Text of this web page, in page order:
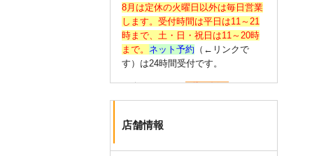
8月は定休の火曜日以外は毎日営業
します。受付時間は平日は11～21
時まで、土・日・祝日は11～20時
まで。 ネット予約 （←リンクで
す）は24時間受付です。
☆今のうちからО脚の矯正（←リン
クです）をあなたも始めません
学生にも好評をいただいておりま
店舗情報